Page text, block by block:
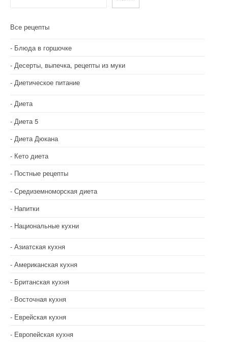
Все рецепты
Блюда в горшочке
Десерты, выпечка, рецепты из муки
Диетическое питание
Диета
Диета 5
Диета Дюкана
Кето диета
Постные рецепты
Средиземноморская диета
Напитки
Национальные кухни
Азиатская кухня
Американская кухня
Британская кухня
Восточная кухня
Еврейская кухня
Европейская кухня